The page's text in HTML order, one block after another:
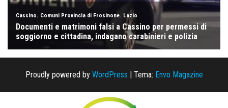
Proudly powered by WordPress | Tema: Envo Magazine